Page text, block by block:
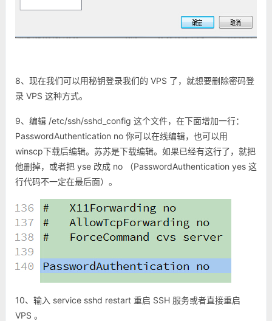
8、现在我们可以用秘钥登录我们的 VPS 了，就想要删除密码登
录 VPS 这种方式。
9、编辑 /etc/ssh/sshd_config 这个文件，在下面增加一行：
PasswordAuthentication no 你可以在线编辑，也可以用
winscp下载后编辑。苏苏是下载编辑。如果已经有这行了，就把
他删掉，或者把 yse 改成 no （PasswordAuthentication yes 这
行代码不一定在最后面）。
10、输入 service sshd restart 重启 SSH 服务或者直接重启
VPS 。